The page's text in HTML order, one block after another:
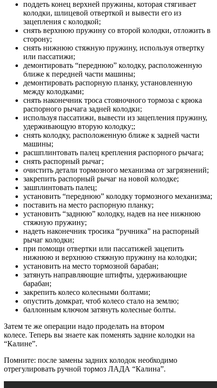
поддеть конец верхней пружины, которая стягивает
колодки, шлицевой отверткой и вывести его из
зацепления с колодкой;
снять верхнюю пружину со второй колодки, отложить в
сторону;
снять нижнюю стяжную пружину, используя отвертку
или пассатижи;
демонтировать “переднюю” колодку, расположенную
ближе к передней части машины;
демонтировать распорную планку, установленную
между колодками;
снять наконечник троса стояночного тормоза с крюка
распорного рычага задней колодки;
используя пассатижи, вывести из зацепления пружину,
удерживающую вторую колодку;;
снять колодку, расположенную ближе к задней части
машины;
расшплинтовать палец крепления распорного рычага;
снять распорный рычаг;
очистить детали тормозного механизма от загрязнений;
закрепить распорный рычаг на новой колодке;
зашплинтовать палец;
установить “переднюю” колодку тормозного механизма;
поставить на место распорную планку;
установить “заднюю” колодку, надев на нее нижнюю
стяжную пружину;
надеть наконечник тросика “ручника” на распорный
рычаг колодки;
при помощи отвертки или пассатижей зацепить
нижнюю и верхнюю стяжную пружину на колодки;
установить на место тормозной барабан;
затянуть направляющие штифты, удерживающие
барабан;
закрепить колесо колесными болтами;
опустить домкрат, чтоб колесо стало на землю;
баллонным ключом затянуть колесные болты.
Затем те же операции надо проделать на втором
колесе. Теперь вы знаете как поменять задние колодки на
“Калине”.
Помните: после замены задних колодок необходимо
отрегулировать ручной тормоз ЛАДА “Калина”.